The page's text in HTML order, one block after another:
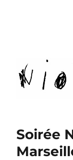
Soirée